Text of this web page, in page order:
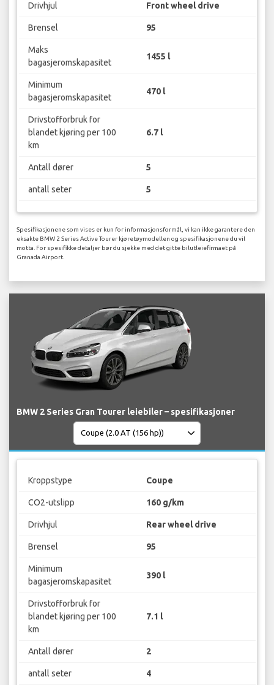
Drivhjul Front wheel drive
Brensel 95
Maks
bagasjeromskapasitet
1455 l
Minimum
bagasjeromskapasitet
470 l
Drivstofforbruk for
blandet kjøring per 100
km
6.7 l
Antall dører 5
antall seter 5
Spesifikasjonene som vises er kun for informasjonsformål, vi kan ikke garantere den
eksakte BMW 2 Series Active Tourer kjøretøymodellen og spesifikasjonene du vil
motta. For spesifikke detaljer bør du sjekke med det gitte bilutleiefirmaet på
Granada Airport.
BMW 2 Series Gran Tourer leiebiler – spesifikasjoner
Kroppstype Coupe
CO2-utslipp 160 g/km
Drivhjul Rear wheel drive
Brensel 95
Minimum
bagasjeromskapasitet
390 l
Drivstofforbruk for
blandet kjøring per 100
km
7.1 l
Antall dører 2
antall seter 4